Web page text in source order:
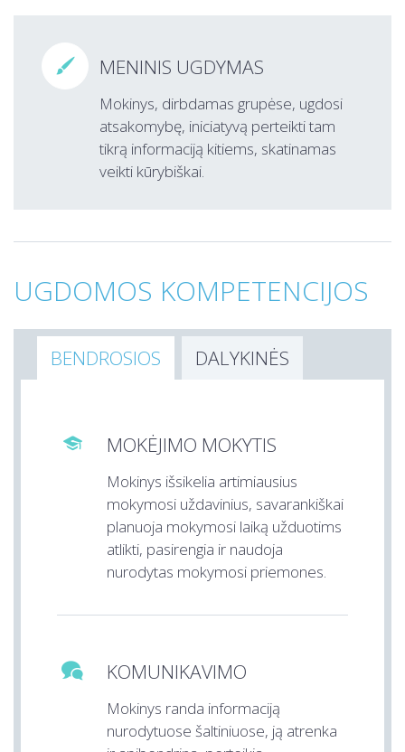
 MENINIS UGDYMAS
Mokinys, dirbdamas grupėse, ugdosi
atsakomybę, iniciatyvą perteikti tam
tikrą informaciją kitiems, skatinamas
veikti kūrybiškai.
UGDOMOS KOMPETENCIJOS
BENDROSIOS DALYKINĖS
 MOKĖJIMO MOKYTIS
Mokinys išsikelia artimiausius
mokymosi uždavinius, savarankiškai
planuoja mokymosi laiką užduotims
atlikti, pasirengia ir naudoja
nurodytas mokymosi priemones.
 KOMUNIKAVIMO
Mokinys randa informaciją
nurodytuose šaltiniuose, ją atrenka